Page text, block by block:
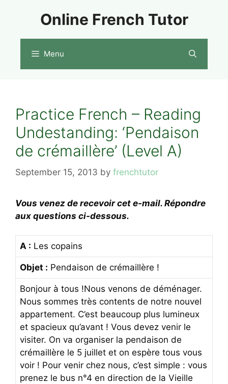
Online French Tutor
Menu
Practice French – Reading
Undestanding: ‘Pendaison
de crémaillère’ (Level A)
September 15, 2013 by frenchtutor
Vous venez de recevoir cet e-mail. Répondre
aux questions ci-dessous.
A : Les copains
Objet : Pendaison de crémaillère !
Bonjour à tous !Nous venons de déménager.
Nous sommes très contents de notre nouvel
appartement. C’est beaucoup plus lumineux
et spacieux qu’avant ! Vous devez venir le
visiter. On va organiser la pendaison de
crémaillère le 5 juillet et on espère tous vous
voir ! Pour venir chez nous, c’est simple : vous
prenez le bus n°4 en direction de la Vieille